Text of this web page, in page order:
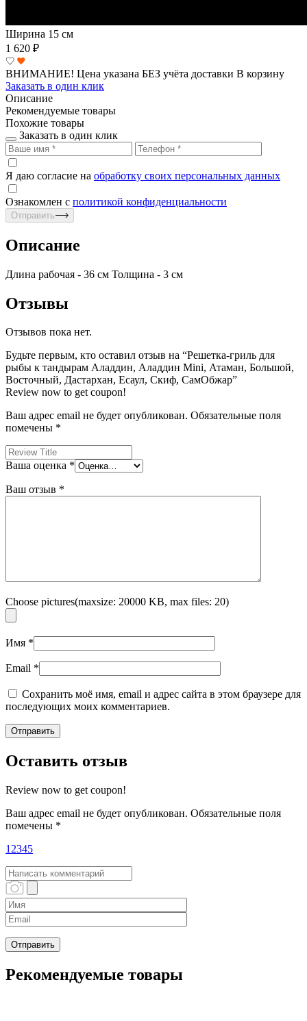
Ширина 15 см
1 620 ₽
ВНИМАНИЕ! Цена указана БЕЗ учёта доставки В корзину
Заказать в один клик
Описание
Рекомендуемые товары
Похожие товары
Заказать в один клик
Я даю согласие на обработку своих персональных данных
Ознакомлен с политикой конфиденциальности
Отправить
Описание
Длина рабочая - 36 см Толщина - 3 см
Отзывы
Отзывов пока нет.
Будьте первым, кто оставил отзыв на “Решетка-гриль для
рыбы к тандырам Аладдин, Аладдин Mini, Атаман, Большой,
Восточный, Дастархан, Есаул, Скиф, СамОбжар”
Review now to get coupon!
Ваш адрес email не будет опубликован. Обязательные поля
помечены *
Ваша оценка *
Ваш отзыв *
Choose pictures(maxsize: 20000 KB, max files: 20)
Имя *
Email *
Сохранить моё имя, email и адрес сайта в этом браузере для
последующих моих комментариев.
Оставить отзыв
Review now to get coupon!
Ваш адрес email не будет опубликован. Обязательные поля
помечены *
1 2345
Рекомендуемые товары